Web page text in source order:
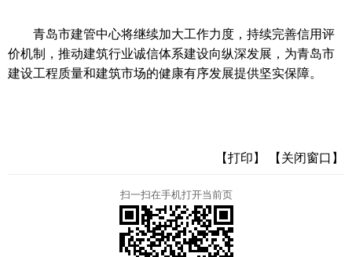
青岛市建管中心将继续加大工作力度，持续完善信用评
价机制，推动建筑行业诚信体系建设向纵深发展，为青岛市
建设工程质量和建筑市场的健康有序发展提供坚实保障。
【打印】 【关闭窗口】
扫一扫在手机打开当前页